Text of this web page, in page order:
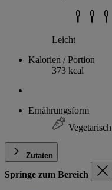
Leicht
Kalorien / Portion
373 kcal
Ernährungsform
Vegetarisch
Zutaten
Springe zum Bereich